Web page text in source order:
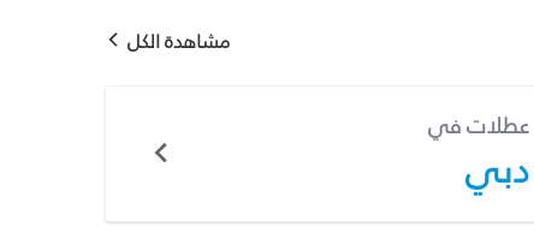
مشاهدة الكل
عطلات في
دبي